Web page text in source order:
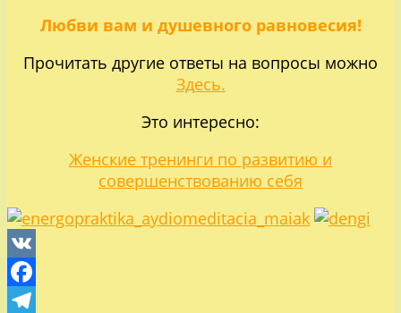
Любви вам и душевного равновесия!
Прочитать другие ответы на вопросы можно
Здесь.
Это интересно:
Женские тренинги по развитию и
совершенствованию себя
VK
Facebook